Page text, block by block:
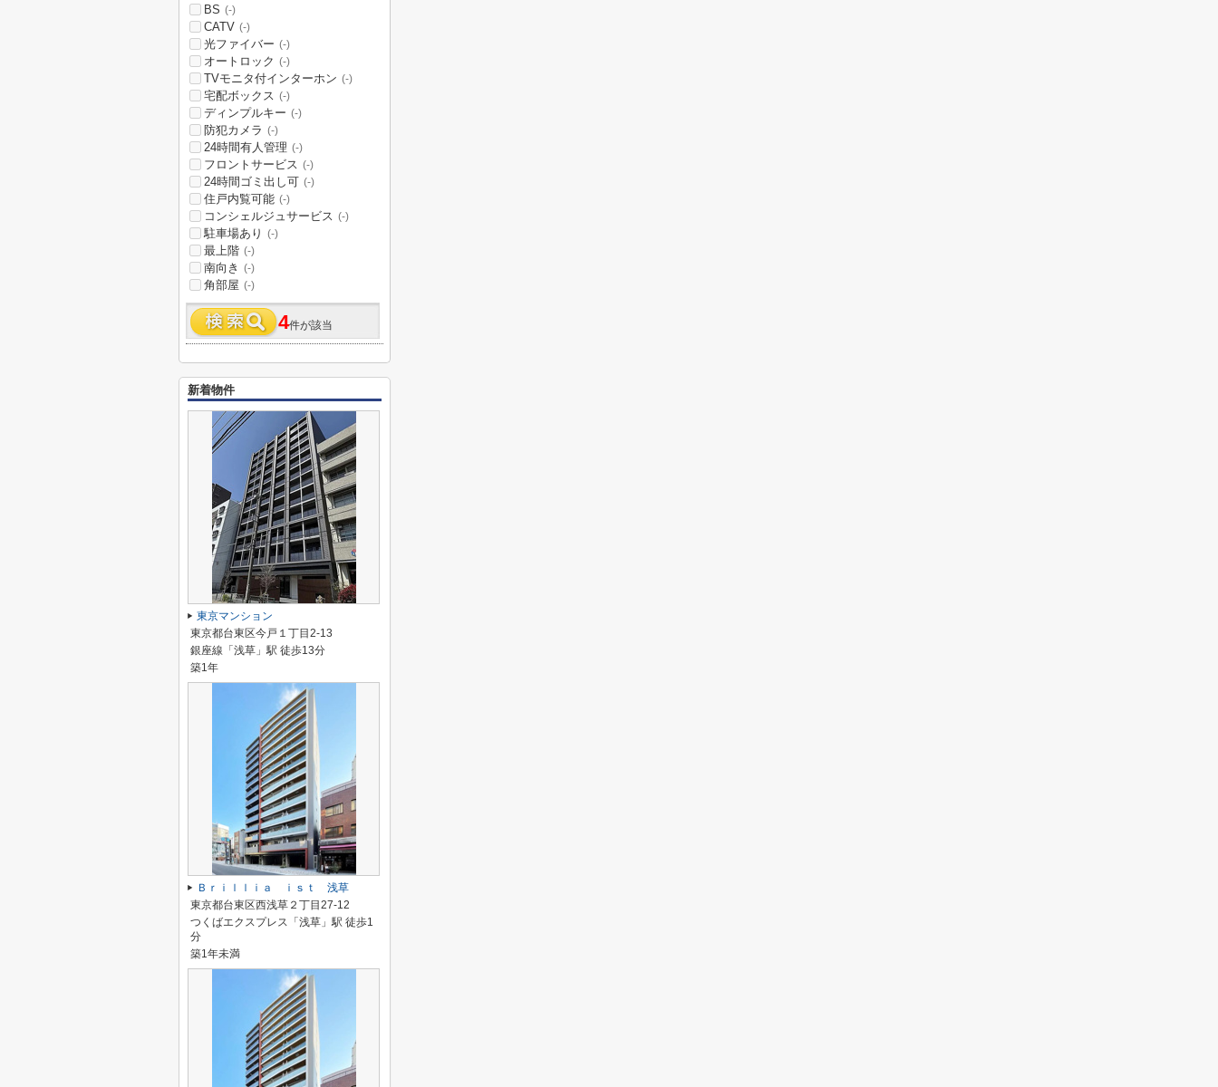
BS (-)
CATV (-)
光ファイバー (-)
オートロック (-)
TVモニタ付インターホン (-)
宅配ボックス (-)
ディンプルキー (-)
防犯カメラ (-)
24時間有人管理 (-)
フロントサービス (-)
24時間ゴミ出し可 (-)
住戸内覧可能 (-)
コンシェルジュサービス (-)
駐車場あり (-)
最上階 (-)
南向き (-)
角部屋 (-)
4件が該当
新着物件
東京マンション
東京都台東区今戸１丁目2-13
銀座線「浅草」駅 徒歩13分
築1年
Ｂｒｉｌｌｉａ ｉｓｔ 浅草
東京都台東区西浅草２丁目27-12
つくばエクスプレス「浅草」駅 徒歩1
分
築1年未満